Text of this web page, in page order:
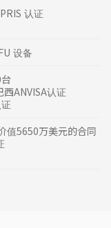
认证
设备
ANVISA认证
值5650万美元的合同